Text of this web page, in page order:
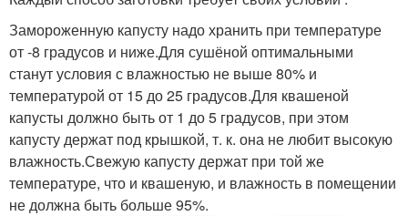
Замороженную капусту надо хранить при температуре
от -8 градусов и ниже.Для сушёной оптимальными
станут условия с влажностью не выше 80% и
температурой от 15 до 25 градусов.Для квашеной
капусты должно быть от 1 до 5 градусов, при этом
капусту держат под крышкой, т. к. она не любит высокую
влажность.Свежую капусту держат при той же
температуре, что и квашеную, и влажность в помещении
не должна быть больше 95%.